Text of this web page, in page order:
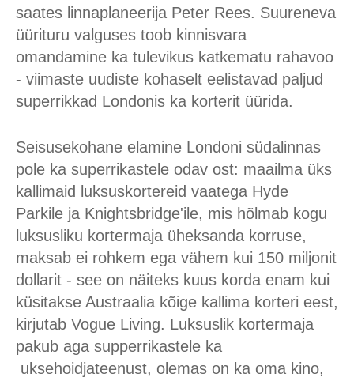
saates linnaplaneerija Peter Rees. Suureneva
üürituru valguses toob kinnisvara
omandamine ka tulevikus katkematu rahavoo
- viimaste uudiste kohaselt eelistavad paljud
superrikkad Londonis ka korterit üürida.
Seisusekohane elamine Londoni südalinnas
pole ka superrikastele odav ost: maailma üks
kallimaid luksuskortereid vaatega Hyde
Parkile ja Knightsbridge'ile, mis hõlmab kogu
luksusliku kortermaja üheksanda korruse,
maksab ei rohkem ega vähem kui 150 miljonit
dollarit - see on näiteks kuus korda enam kui
küsitakse Austraalia kõige kallima korteri eest,
kirjutab Vogue Living. Luksuslik kortermaja
pakub aga supperrikastele ka
uksehoidjateenust, olemas on ka oma kino,